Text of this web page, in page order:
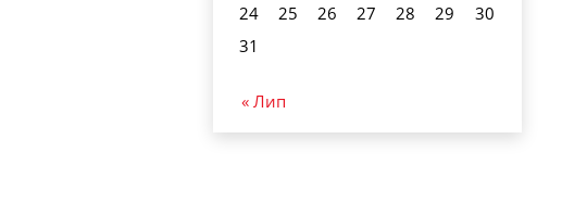
24
25 26 27 28 29
30
31
« Лип